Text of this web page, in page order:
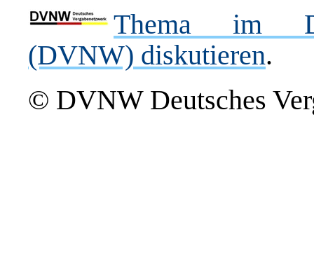
Thema im
(DVNW) diskutieren.